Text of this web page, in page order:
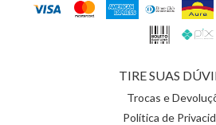
TIRE SUAS
Trocas e
Política de